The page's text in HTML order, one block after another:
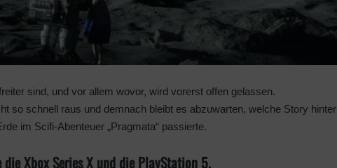
sind, und vor allem wovor, wird vorerst offen gelassen.
so schnell raus und demnach bleibt es abzuwarten, welche Story hinter
im Scifi-Abenteuer „Pragmata“ passierte.
Xbox Series X und die PlayStation 5.